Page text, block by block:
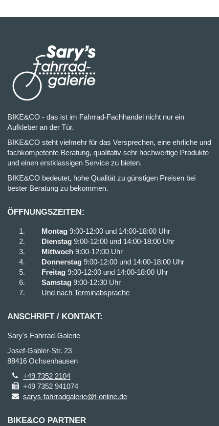
BIKE&CO - das ist im Fahrrad-Fachhandel nicht nur ein
Aufkleber an der Tür.
BIKE&CO steht vielmehr für das Versprechen, eine ehrliche und
fachkompetente Beratung, qualitativ sehr hochwertige Produkte
und einen erstklassigen Service zu bieten.
BIKE&CO bedeutet, hohe Qualität zu günstigen Preisen bei
bester Beratung zu bekommen.
ÖFFNUNGSZEITEN:
Montag 9:00-12:00 und 14:00-18:00 Uhr
Dienstag 9:00-12:00 und 14:00-18:00 Uhr
Mittwoch 9:00-12:00 Uhr
Donnerstag 9:00-12:00 und 14:00-18:00 Uhr
Freitag 9:00-12:00 und 14:00-18:00 Uhr
Samstag 9:00-12:30 Uhr
Und nach Terminabsprache
ANSCHRIFT / KONTAKT:
Sary's Fahrrad-Galerie
Josef-Gabler-Str. 23
88416 Ochsenhausen
+49 7352 2104
+49 7352 941074
sarys-fahrradgalerie@t-online.de
BIKE&CO PARTNER